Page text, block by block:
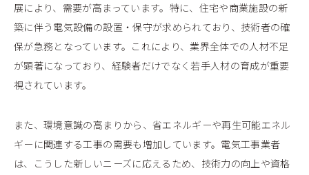
展により、需要が高まっています。特に、住宅や商業施設の新
築に伴う電気設備の設置・保守が求められており、技術者の確
保が急務となっています。これにより、業界全体での人材不足
が顕著になっており、経験者だけでなく若手人材の育成が重要
視されています。
また、環境意識の高まりから、省エネルギーや再生可能エネル
ギーに関連する工事の需要も増加しています。電気工事業者
は、こうした新しいニーズに応えるため、技術力の向上や資格